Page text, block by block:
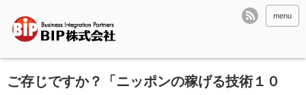
menu
ご存じですか？「ニッポンの稼げる技術１０